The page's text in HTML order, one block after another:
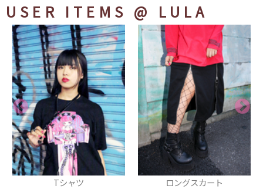
USER ITEMS @ LULA
ロングスカート ロングスカート